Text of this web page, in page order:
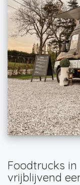
Foodtrucks
vrijblijvend